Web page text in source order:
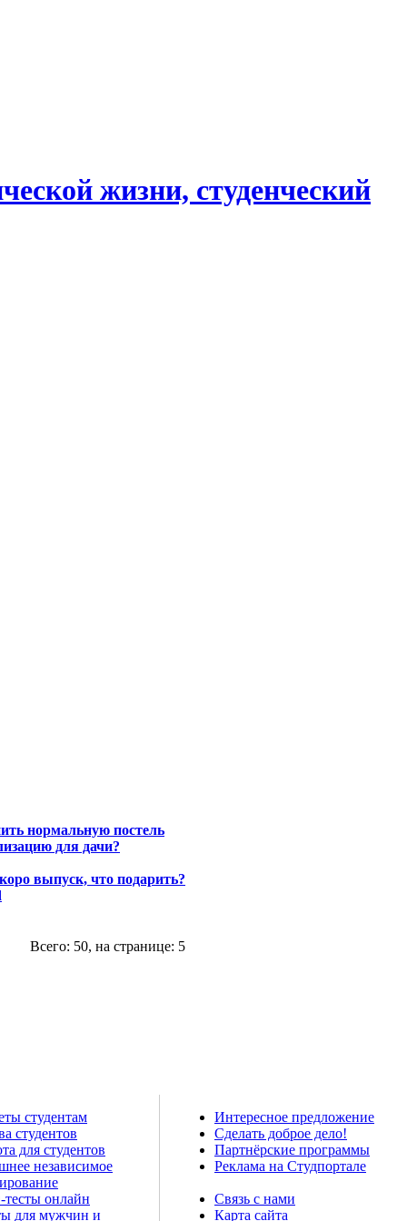
нормальную постель
для дачи?
выпуск, что подарить?
Всего: 50, на странице: 5
студентам
студентов
для студентов
независимое
онлайн
для мужчин и
Интересное предложение
Сделать доброе дело!
Партнёрские программы
Реклама на Студпортале
Связь с нами
Карта сайта